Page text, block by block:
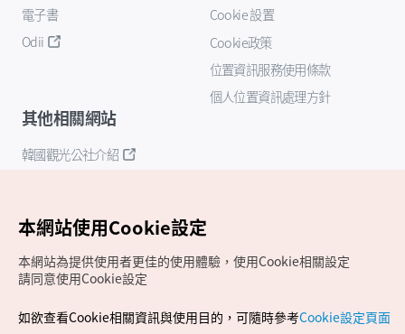
電子書
Odii
Cookie 設置
Cookie政策
位置資訊服務使用條款
個人位置資訊處理方針
其他相關網站
韓國觀光公社介紹
本網站使用Cookie設定
本網站為提供使用者更佳的使用體驗，使用Cookie相關設定
請同意使用Cookie設定
如欲查看Cookie相關資訊與使用目的，可隨時參考Cookie設定頁面